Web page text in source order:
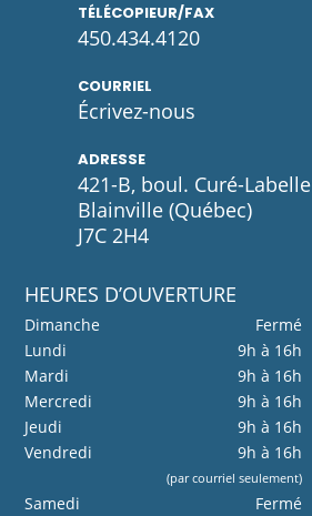
TÉLÉCOPIEUR/FAX
450.434.4120
COURRIEL
Écrivez-nous
ADRESSE
421-B, boul. Curé-Labelle
Blainville (Québec)
J7C 2H4
HEURES D’OUVERTURE
Dimanche
Fermé
Lundi
9h à 16h
Mardi
9h à 16h
Mercredi
9h à 16h
Jeudi
9h à 16h
Vendredi
9h à 16h
(par courriel seulement)
Samedi Fermé